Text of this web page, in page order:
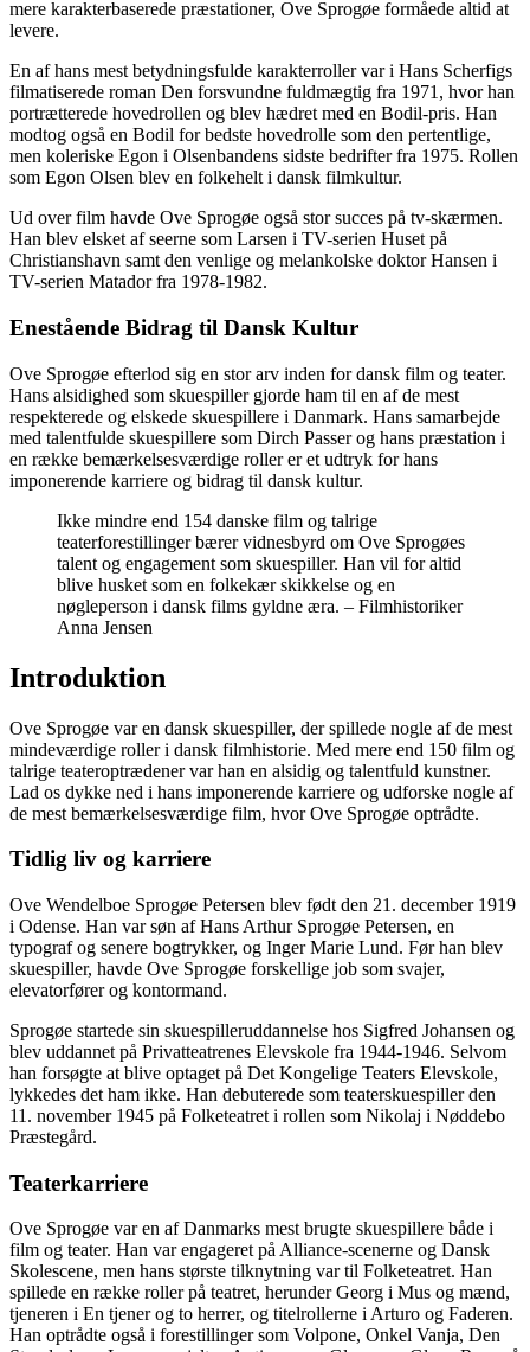
mere karakterbaserede præstationer, Ove Sprogøe formåede altid at
levere.
En af hans mest betydningsfulde karakterroller var i Hans Scherfigs
filmatiserede roman Den forsvundne fuldmægtig fra 1971, hvor han
portrætterede hovedrollen og blev hædret med en Bodil-pris. Han
modtog også en Bodil for bedste hovedrolle som den pertentlige,
men koleriske Egon i Olsenbandens sidste bedrifter fra 1975. Rollen
som Egon Olsen blev en folkehelt i dansk filmkultur.
Ud over film havde Ove Sprogøe også stor succes på tv-skærmen.
Han blev elsket af seerne som Larsen i TV-serien Huset på
Christianshavn samt den venlige og melankolske doktor Hansen i
TV-serien Matador fra 1978-1982.
Enestående Bidrag til Dansk Kultur
Ove Sprogøe efterlod sig en stor arv inden for dansk film og teater.
Hans alsidighed som skuespiller gjorde ham til en af de mest
respekterede og elskede skuespillere i Danmark. Hans samarbejde
med talentfulde skuespillere som Dirch Passer og hans præstation i
en række bemærkelsesværdige roller er et udtryk for hans
imponerende karriere og bidrag til dansk kultur.
Ikke mindre end 154 danske film og talrige
teaterforestillinger bærer vidnesbyrd om Ove Sprogøes
talent og engagement som skuespiller. Han vil for altid
blive husket som en folkekær skikkelse og en
nøgleperson i dansk films gyldne æra. – Filmhistoriker
Anna Jensen
Introduktion
Ove Sprogøe var en dansk skuespiller, der spillede nogle af de mest
mindeværdige roller i dansk filmhistorie. Med mere end 150 film og
talrige teateroptrædener var han en alsidig og talentfuld kunstner.
Lad os dykke ned i hans imponerende karriere og udforske nogle af
de mest bemærkelsesværdige film, hvor Ove Sprogøe optrådte.
Tidlig liv og karriere
Ove Wendelboe Sprogøe Petersen blev født den 21. december 1919
i Odense. Han var søn af Hans Arthur Sprogøe Petersen, en
typograf og senere bogtrykker, og Inger Marie Lund. Før han blev
skuespiller, havde Ove Sprogøe forskellige job som svajer,
elevatorfører og kontormand.
Sprogøe startede sin skuespilleruddannelse hos Sigfred Johansen og
blev uddannet på Privatteatrenes Elevskole fra 1944-1946. Selvom
han forsøgte at blive optaget på Det Kongelige Teaters Elevskole,
lykkedes det ham ikke. Han debuterede som teaterskuespiller den
11. november 1945 på Folketeatret i rollen som Nikolaj i Nøddebo
Præstegård.
Teaterkarriere
Ove Sprogøe var en af Danmarks mest brugte skuespillere både i
film og teater. Han var engageret på Alliance-scenerne og Dansk
Skolescene, men hans største tilknytning var til Folketeatret. Han
spillede en række roller på teatret, herunder Georg i Mus og mænd,
tjeneren i En tjener og to herrer, og titelrollerne i Arturo og Faderen.
Han optrådte også i forestillinger som Volpone, Onkel Vanja, Den